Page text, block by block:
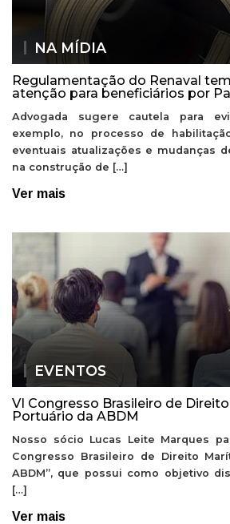
NA MÍDIA
Regulamentação do Renaval
atenção para beneficiários por
Advogada sugere cautela para
exemplo, no processo de
eventuais atualizações e mudanças
na construção de […]
Ver mais
EVENTOS
VI Congresso Brasileiro de
Portuário da ABDM
Nosso sócio Lucas Leite Marques
Congresso Brasileiro de Direito
ABDM”, que possui como objetivo
[…]
Ver mais